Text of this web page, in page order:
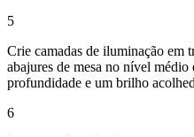
5
Crie camadas de iluminação em
abajures de mesa no nível
profundidade e um brilho
6